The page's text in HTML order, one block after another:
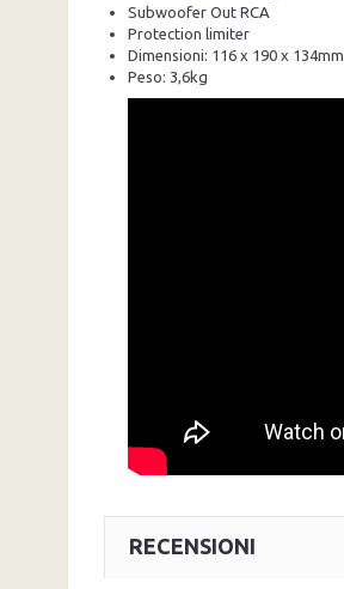
Subwoofer Out RCA
Protection limiter
Dimensioni: 116 x 190 x 134mm
Peso: 3,6kg
RECENSIONI